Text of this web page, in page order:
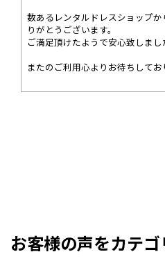
数あるレンタルドレスショップ
りがとうございます。
ご満足頂けたようで安心致しまし
またのご利用心よりお待ちしてお
お客様の声をカテ